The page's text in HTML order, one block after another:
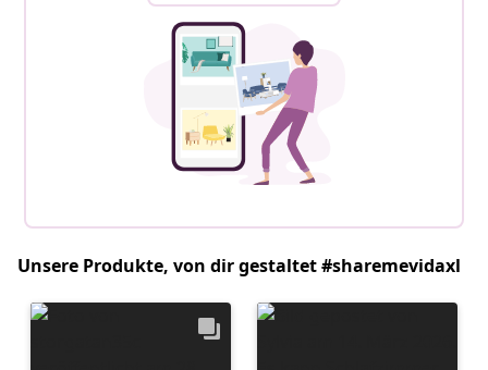
Unsere Produkte, von dir gestaltet #sharemevidaxl